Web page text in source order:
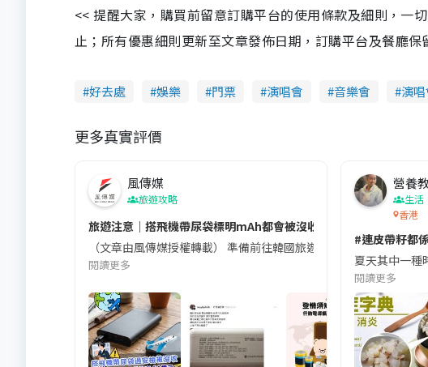
<< 提醒大家，購買前留意訂購平台的使用條款及細則，一
止；所有優惠細則更新至文章發佈日期，訂購平台及餐廳
好去處 娛樂 門票 演唱會 音樂會 演
更多真實評價
風傳媒
旅遊攻略
旅遊注意｜搭飛機帶尿袋標明mAh都會被沒收😱出發前切記檢查「1
（文章由風傳媒授權轉載） 準備前往韓國旅遊的民眾，近期要
閱讀更多
營養
生活
香港
#連皮帶籽都
夏天其中一種
閱讀更多